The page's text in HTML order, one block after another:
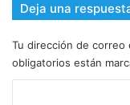
Deja una
Tu dirección de correo
obligatorios están